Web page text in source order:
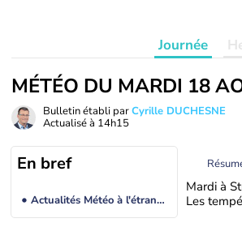
Journée
MÉTÉO DU MARDI 18
Bulletin établi parCyrille DUCHESNE
Actualisé à 14h15
En bref
Actualités Météo à l'étranger
Mardi à
Les